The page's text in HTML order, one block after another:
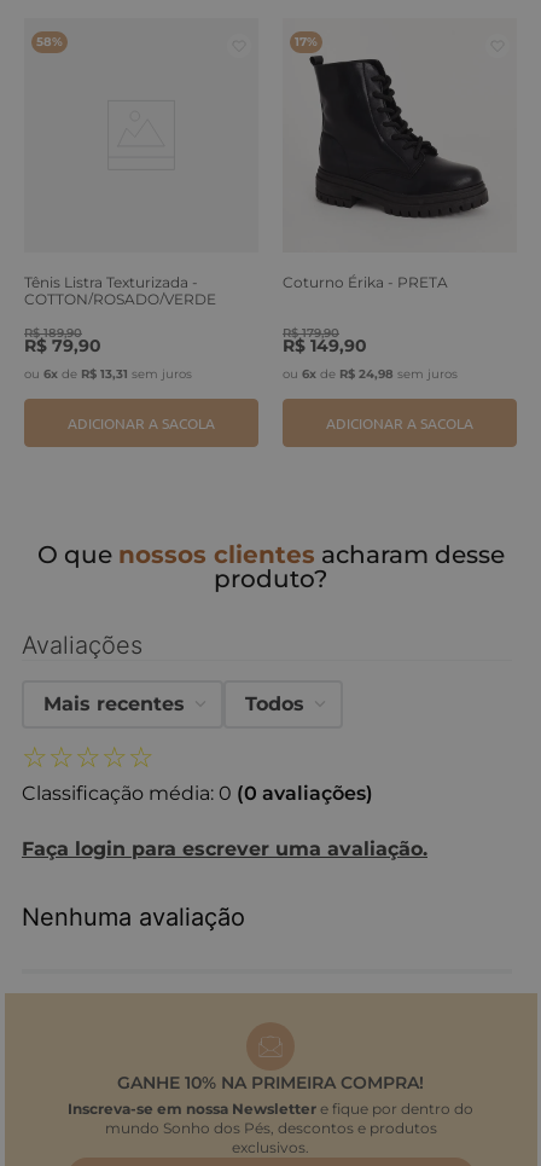
58%
Tênis Listra Texturizada -
COTTON/ROSADO/VERDE
R$ 189,90
R$ 79,90
ou 6x de R$ 13,31 sem juros
ADICIONAR A SACOLA
17%
Coturno Érika - PRETA
R$ 179,90
R$ 149,90
ou 6x de R$ 24,98 sem juros
ADICIONAR A SACOLA
O que nossos clientes acharam desse
produto?
Avaliações
☆☆☆☆☆
Classificação média: 0 (0 avaliações)
Faça login para escrever uma avaliação.
Mais recentes Todos
Nenhuma avaliação
GANHE 10% NA PRIMEIRA COMPRA!
Inscreva-se em nossa Newsletter e fique por dentro do
mundo Sonho dos Pés, descontos e produtos
exclusivos.